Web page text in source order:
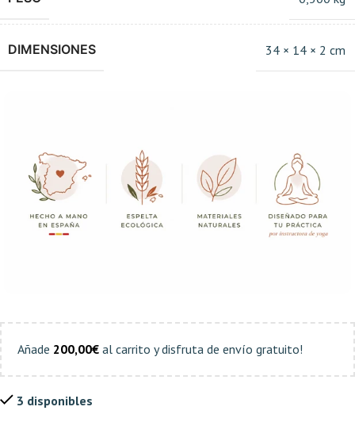
DIMENSIONES 34 × 14 × 2 cm
Añade 200,00€ al carrito y disfruta de envío gratuito!
3 disponibles